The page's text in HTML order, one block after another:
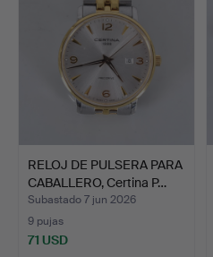
RELOJ DE PULSERA PARA
CABALLERO, Certina P…
Subastado 7 jun 2026
9 pujas
71 USD